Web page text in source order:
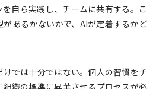
自ら実践し、チームに共有する。こ
あるかないかで、AIが定着するかど
では十分ではない。個人の習慣をチ